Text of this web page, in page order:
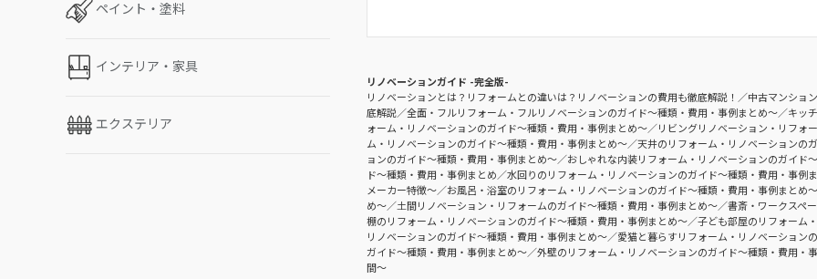
リノベーションガイド -完全版-
リノベーションとは？リフォームとの違いは？リノベーションの費用も徹底解説！
中古マンショ
底解説
全面・フルリフォーム・フルリノベーションのガイド〜種類・費用・事例まとめ〜
キッ
ォーム・リノベーションのガイド〜種類・費用・事例まとめ〜
リビングリノベーション・リフォ
ム・リノベーションのガイド〜種類・費用・事例まとめ〜
天井のリフォーム・リノベーションの
ョンのガイド〜種類・費用・事例まとめ〜
おしゃれな内装リフォーム・リノベーションのガイド
ド〜種類・費用・事例まとめ
水回りのリフォーム・リノベーションのガイド〜種類・費用・事例
メーカー特徴〜
お風呂・浴室のリフォーム・リノベーションのガイド〜種類・費用・事例まとめ〜
め〜
土間リノベーション・リフォームのガイド〜種類・費用・事例まとめ〜
書斎・ワークスペ
棚のリフォーム・リノベーションのガイド〜種類・費用・事例まとめ〜
子ども部屋のリフォーム
リノベーションのガイド〜種類・費用・事例まとめ〜
愛猫と暮らすリフォーム・リノベーション
ガイド〜種類・費用・事例まとめ〜
外壁のリフォーム・リノベーションのガイド〜種類・費用・
間～
ペイント・塗料
インテリア・家具
エクステリア